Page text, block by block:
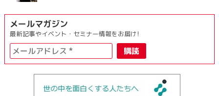
メールマガジン
最新記事やイベント・セミナー情報をお届け!